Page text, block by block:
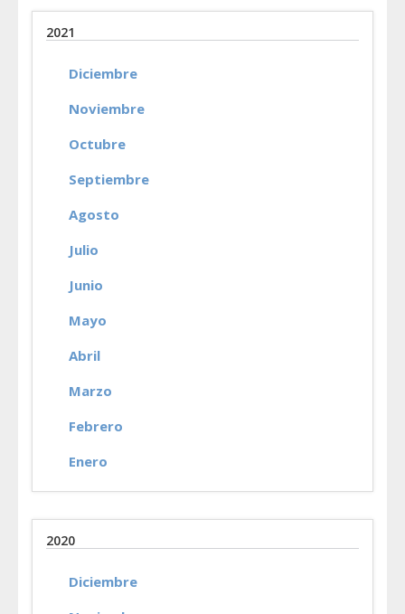
2021
Diciembre
Noviembre
Octubre
Septiembre
Agosto
Julio
Junio
Mayo
Abril
Marzo
Febrero
Enero
2020
Diciembre